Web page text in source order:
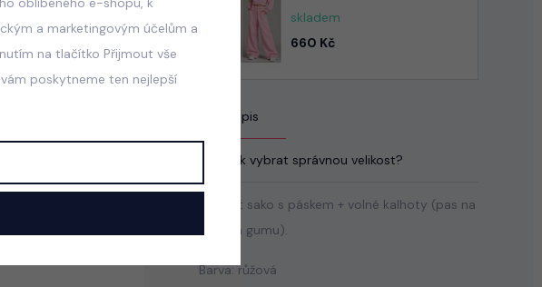
skladem
660 Kč
Popis
Jak vybrat správnou velikost?
Elegant sako s páskem + volné kalhoty (pas na
stretch gumu).
Barva: růžová
a marketingovým účelům a
na tlačítko Přijmout vše
poskytneme ten nejlepší